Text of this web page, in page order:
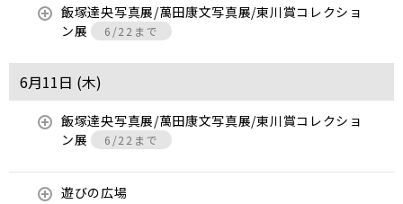
飯塚達央写真展/萬田康文写真展/東川賞コレクショ
ン展
6/22まで
6月11日 (木)
飯塚達央写真展/萬田康文写真展/東川賞コレクショ
ン展
6/22まで
遊びの広場